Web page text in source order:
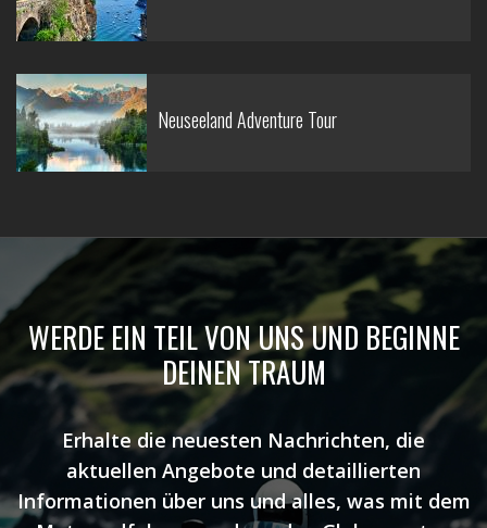
Neuseeland Adventure Tour
WERDE EIN TEIL VON UNS UND BEGINNE
DEINEN TRAUM
Erhalte die neuesten Nachrichten, die
aktuellen Angebote und detaillierten
Informationen über uns und alles, was mit dem